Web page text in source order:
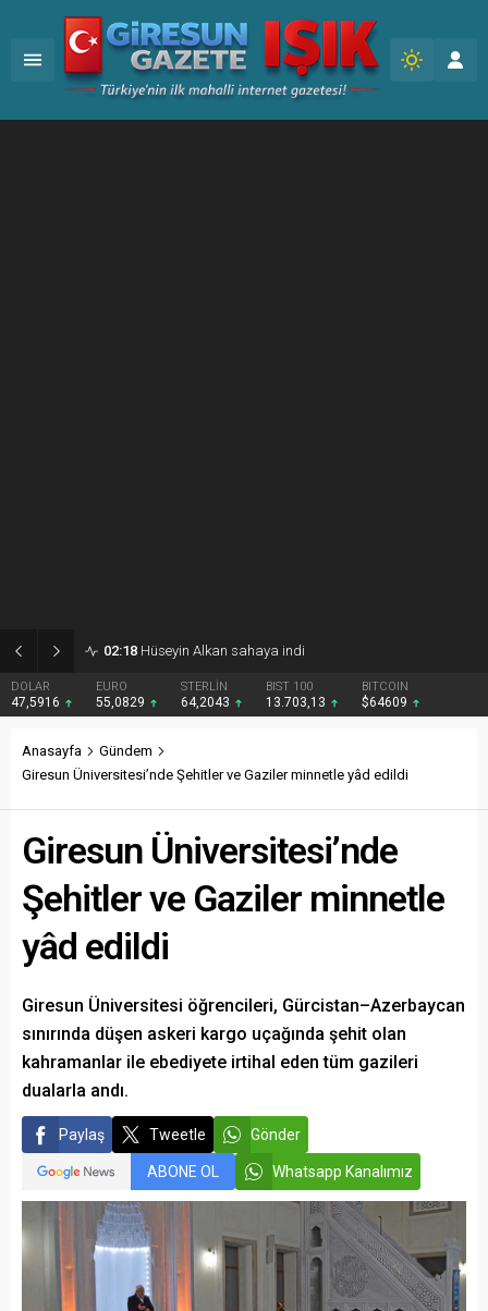
02:18 Hüseyin Alkan sahaya indi
DOLAR
47,5916
EURO
55,0829
STERLİN
64,2043
BIST 100
13.703,13
BITCOIN
$64609
Anasayfa
Gündem
Giresun Üniversitesi’nde Şehitler ve Gaziler minnetle yâd edildi
Giresun Üniversitesi’nde
Şehitler ve Gaziler minnetle
yâd edildi
Giresun Üniversitesi öğrencileri, Gürcistan–Azerbaycan
sınırında düşen askeri kargo uçağında şehit olan
kahramanlar ile ebediyete irtihal eden tüm gazileri
dualarla andı.
Paylaş Tweetle Gönder
ABONE OL Whatsapp Kanalımız